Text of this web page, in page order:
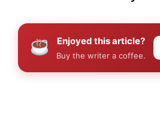
Enjoyed this article?
Buy the writer a coffee.